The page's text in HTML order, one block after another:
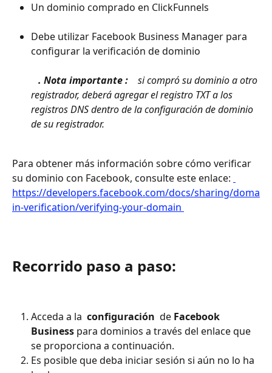
Un dominio comprado en ClickFunnels
Debe utilizar Facebook Business Manager para
configurar la verificación de dominio
. Nota importante :
si compró su dominio a otro
registrador, deberá agregar el registro TXT a los
registros DNS dentro de la configuración de dominio
de su registrador.
Para obtener más información sobre cómo verificar
su dominio con Facebook, consulte este enlace:
https://developers.facebook.com/docs/sharing/doma
in-verification/verifying-your-domain
Recorrido paso a paso:
Acceda a la configuración de Facebook
Business para dominios a través del enlace que
se proporciona a continuación.
Es posible que deba iniciar sesión si aún no lo ha